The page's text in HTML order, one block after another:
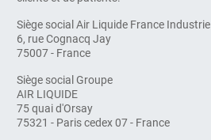
Siège social Air Liquide France Industrie
6, rue Cognacq Jay
75007 - France
Siège social Groupe
AIR LIQUIDE
75 quai d'Orsay
75321 - Paris cedex 07 - France